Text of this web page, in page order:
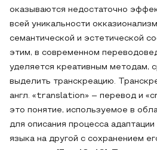
оказываются недостаточно
всей уникальности
семантической и эстетической
этим, в современном
уделяется креативным методам,
выделить транскреацию.
англ. «translation» – перевод и
это понятие, используемое в
для описания процесса
языка на другой с сохранением